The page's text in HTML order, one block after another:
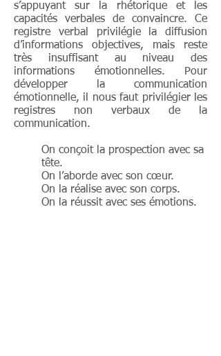
s’appuyant sur la rhétorique et les
capacités verbales de convaincre. Ce
registre verbal privilégie la diffusion
d’informations objectives, mais reste
très insuffisant au niveau des
informations émotionnelles. Pour
développer la communication
émotionnelle, il nous faut privilégier les
registres non verbaux de la
communication.
On conçoit la prospection avec sa
tête.
On l’aborde avec son cœur.
On la réalise avec son corps.
On la réussit avec ses émotions.